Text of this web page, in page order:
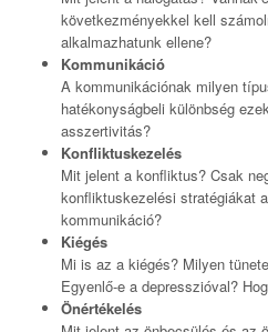
következményekkel kell
alkalmazhatunk ellene?
Kommunikáció
A kommunikációnak milyen
hatékonyságbeli különbség
asszertivitás?
Konfliktuskezelés
Mit jelent a konfliktus? Csak
konfliktuskezelési stratégiákat
kommunikáció?
Kiégés
Mi is az a kiégés? Milyen
Egyenlő-e a depresszióval?
Önértékelés